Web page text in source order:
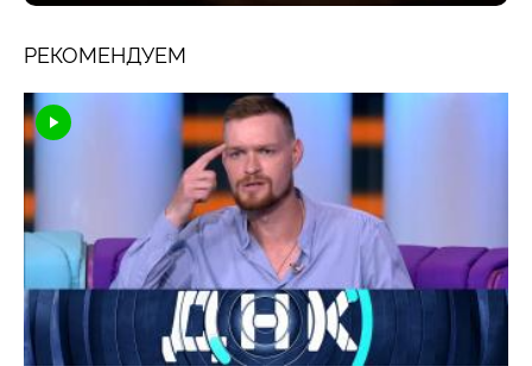
РЕКОМЕНДУЕМ